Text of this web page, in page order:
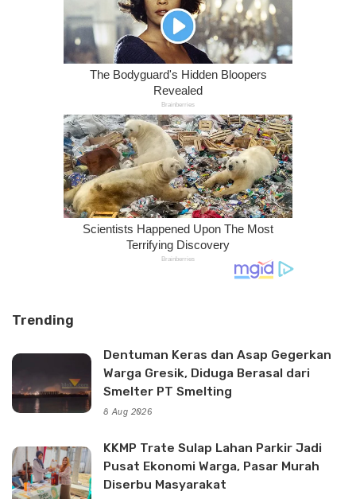
Trending
Dentuman Keras dan Asap Gegerkan
Warga Gresik, Diduga Berasal dari
Smelter PT Smelting
8 Aug 2026
KKMP Trate Sulap Lahan Parkir Jadi
Pusat Ekonomi Warga, Pasar Murah
Diserbu Masyarakat